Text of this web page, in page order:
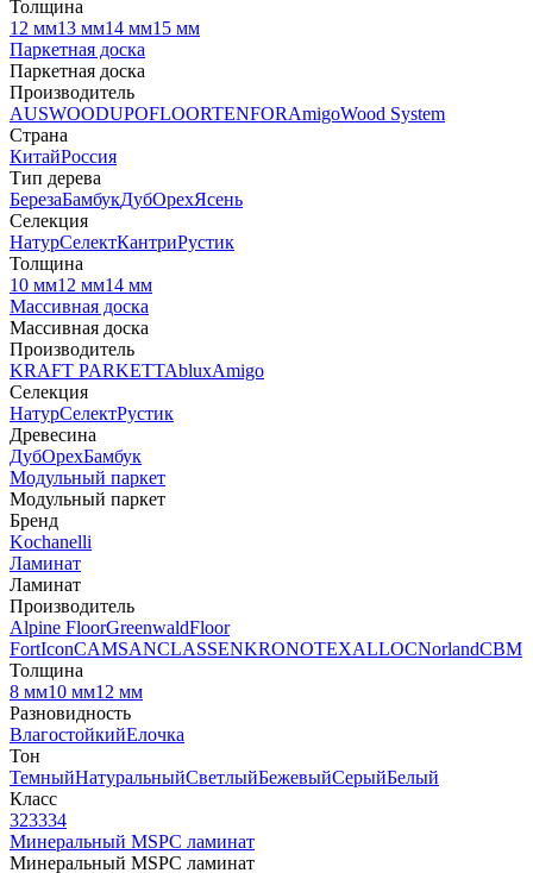
Толщина
12 мм13 мм14 мм15 мм
Паркетная доска
Паркетная доска
Производитель
AUSWOODUPOFLOORTENFORAmigoWood System
Страна
КитайРоссия
Тип дерева
БерезаБамбукДубОрехЯсень
Селекция
НатурСелектКантриРустик
Толщина
10 мм12 мм14 мм
Массивная доска
Массивная доска
Производитель
KRAFT PARKETTAbluxAmigo
Селекция
НатурСелектРустик
Древесина
ДубОрехБамбук
Модульный паркет
Модульный паркет
Бренд
Kochanelli
Ламинат
Ламинат
Производитель
Alpine FloorGreenwaldFloor
FortIconCAMSANCLASSENKRONOTEXALLOCNorlandCBM
Толщина
8 мм10 мм12 мм
Разновидность
ВлагостойкийЕлочка
Тон
ТемныйНатуральныйСветлыйБежевыйСерыйБелый
Класс
323334
Минеральный MSPC ламинат
Минеральный MSPC ламинат